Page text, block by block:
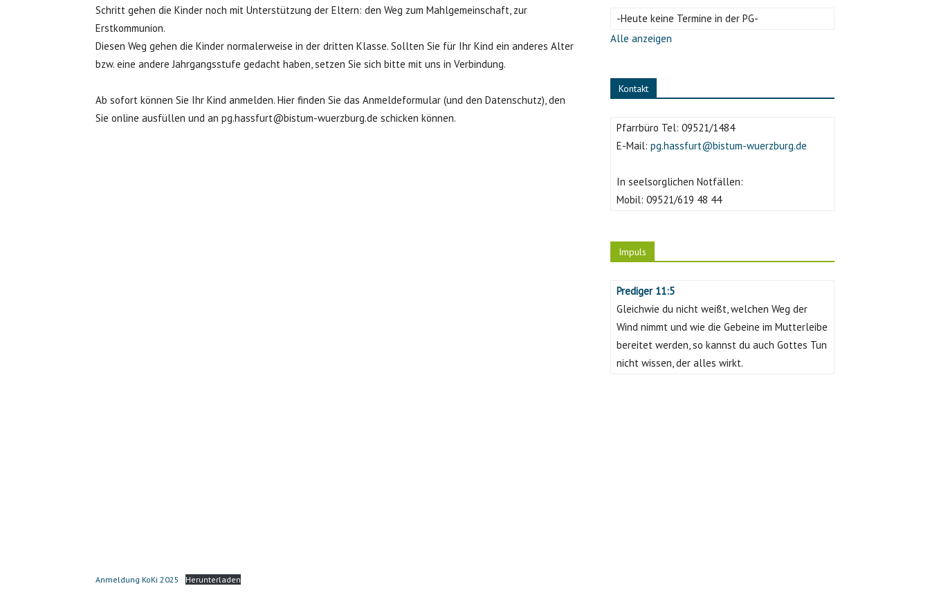
Schritt gehen die Kinder noch mit Unterstützung der Eltern: den Weg zum Mahlgemeinschaft, zur
Erstkommunion.
Diesen Weg gehen die Kinder normalerweise in der dritten Klasse. Sollten Sie für Ihr Kind ein anderes Alter
bzw. eine andere Jahrgangsstufe gedacht haben, setzen Sie sich bitte mit uns in Verbindung.
Ab sofort können Sie Ihr Kind anmelden. Hier finden Sie das Anmeldeformular (und den Datenschutz), den
Sie online ausfüllen und an pg.hassfurt@bistum-wuerzburg.de schicken können.
Anmeldung KoKi 2025 Herunterladen
-Heute keine Termine in der PG-
Alle anzeigen
Kontakt
Pfarrbüro Tel: 09521/1484
E-Mail: pg.hassfurt@bistum-wuerzburg.de
In seelsorglichen Notfällen:
Mobil: 09521/619 48 44
Impuls
Prediger 11:5
Gleichwie du nicht weißt, welchen Weg der
Wind nimmt und wie die Gebeine im Mutterleibe
bereitet werden, so kannst du auch Gottes Tun
nicht wissen, der alles wirkt.